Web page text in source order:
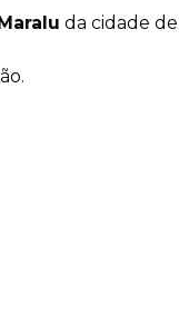
da cidade de